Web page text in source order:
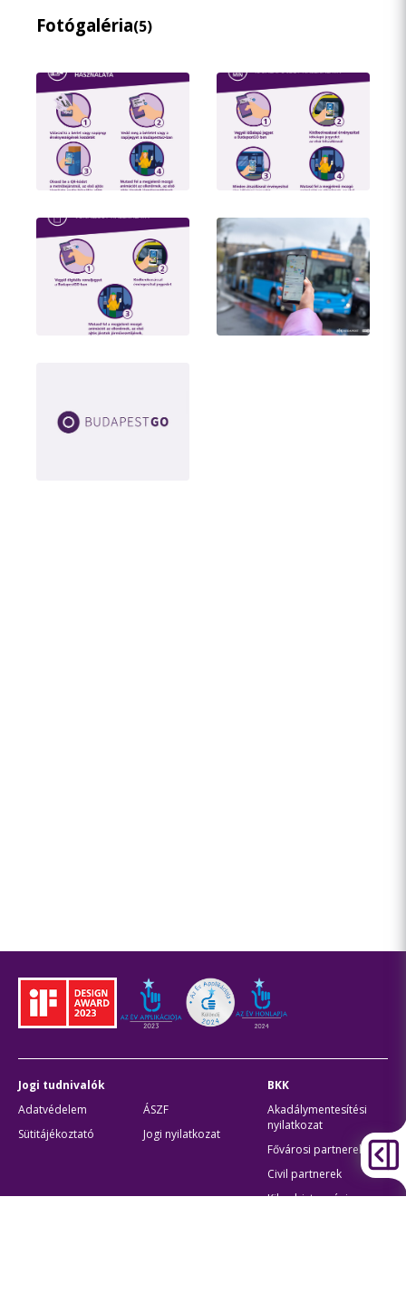
Fotógaléria(5)
Jogi tudnivalók
Adatvédelem
ÁSZF
Sütitájékoztató
Jogi nyilatkozat
BKK
Akadálymentesítési
nyilatkozat
Fővárosi partnerek
Civil partnerek
Kiberbiztonsági